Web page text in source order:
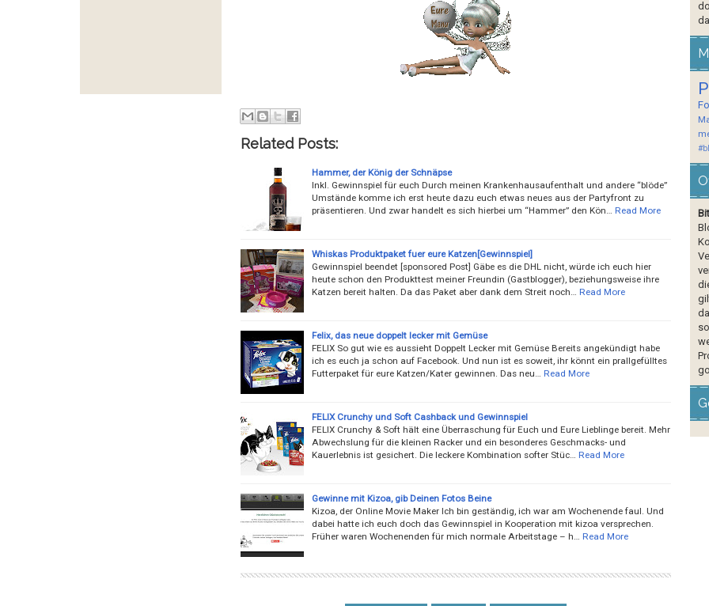
Related Posts:
Hammer, der König der Schnäpse
Inkl. Gewinnspiel für euch Durch meinen Krankenhausaufenthalt und andere “blöde”
Umstände komme ich erst heute dazu euch etwas neues aus der Partyfront zu
präsentieren. Und zwar handelt es sich hierbei um “Hammer” den Kön…
Read More
Whiskas Produktpaket fuer eure Katzen[Gewinnspiel]
Gewinnspiel beendet [sponsored Post] Gäbe es die DHL nicht, würde ich euch hier
heute schon den Produkttest meiner Freundin (Gastblogger), beziehungsweise ihre
Katzen bereit halten. Da das Paket aber dank dem Streit noch…
Read More
Felix, das neue doppelt lecker mit Gemüse
FELIX So gut wie es aussieht Doppelt Lecker mit Gemüse Bereits angekündigt habe
ich es euch ja schon auf Facebook. Und nun ist es soweit, ihr könnt ein prallgefülltes
Futterpaket für eure Katzen/Kater gewinnen. Das neu…
Read More
FELIX Crunchy und Soft Cashback und Gewinnspiel
FELIX Crunchy & Soft hält eine Überraschung für Euch und Eure Lieblinge bereit. Mehr
Abwechslung für die kleinen Racker und ein besonderes Geschmacks- und
Kauerlebnis ist gesichert. Die leckere Kombination softer Stüc…
Read More
Gewinne mit Kizoa, gib Deinen Fotos Beine
Kizoa, der Online Movie Maker Ich bin geständig, ich war am Wochenende faul. Und
dabei hatte ich euch doch das Gewinnspiel in Kooperation mit kizoa versprechen.
Früher waren Wochenenden für mich normale Arbeitstage – h…
Read More